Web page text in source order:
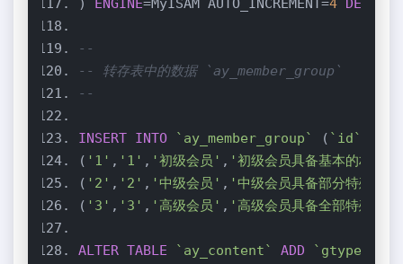
) ENGINE=MyISAM AUTO_INCREMENT=4 DEFAULT
--
-- 转存表中的数据 `ay_member_group`
--
INSERT INTO `ay_member_group` ( `id`
( '1' , '1' , '初级会员' , '初级会员具备基本的权限'
( '2' , '2' , '中级会员' , '中级会员具备部分特殊权
( '3' , '3' , '高级会员' , '高级会员具备全部特殊权
ALTER TABLE `ay_content` ADD `gtype`